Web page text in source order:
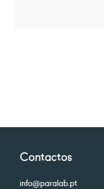
Contactos
info@paralab.pt